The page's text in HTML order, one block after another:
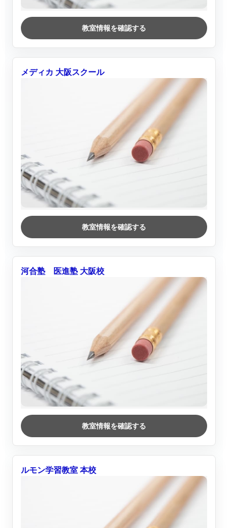
教室情報を確認する
メディカ 大阪スクール
教室情報を確認する
河合塾 医進塾 大阪校
教室情報を確認する
ルモン学習教室 本校